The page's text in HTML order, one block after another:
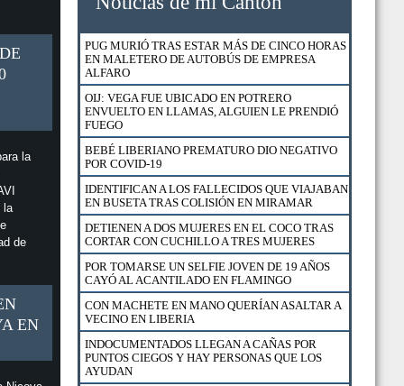
la
la
de
EN
ANIVERSARIO DE SU PROGRAMA DE
HOTEL RIU REABRIÓ SUS PUERTAS CON 17
NUEVOS PROTOCOLOS Y SEGURO MÉDICO
PARA HUÉSPEDES
ESTABAN EN CUARTERÍA Y FUERON
SORPRENDIDOS POR POLICÍA DE MIGRACIÓN
FUERZA PÚBLICA RESCATÓ A 23 GALLOS DE
NICOYA
DETIENEN A HOMBRE Y MUJER EN BARRIO
ESQUIPULAS EN SANTA CRUZ
EXTRANJEROS EN CONDICIÓN DE TURISTAS
PODRÁN UTILIZAR SU LICENCIA DE CONDUCIR
HASTA EL 18 DE AGOSTO
¿CÓMO APLICAR PARA UN FINANCIAMIENTO DE
VIVIENDA CON BONO EN EL BANCO NACIONAL?
DETIENEN A VENDEDOR DE DROGA AL
MENUDEO EN CURIME NICOYA
CAZADOR DETENIDO CON CARNE DE LA
ESPECIE VENADO COLA BLANCA EN SECTOR
MURCIÉLAGO DEL ACG
PUG MURIÓ TRAS ESTAR MÁS DE CINCO HORAS
EN MALETERO DE AUTOBÚS DE EMPRESA
ALFARO
OIJ: VEGA FUE UBICADO EN POTRERO
ENVUELTO EN LLAMAS, ALGUIEN LE PRENDIÓ
FUEGO
BEBÉ LIBERIANO PREMATURO DIO NEGATIVO
POR COVID-19
IDENTIFICAN A LOS FALLECIDOS QUE VIAJABAN
EN BUSETA TRAS COLISIÓN EN MIRAMAR
DETIENEN A DOS MUJERES EN EL COCO TRAS
CORTAR CON CUCHILLO A TRES MUJERES
POR TOMARSE UN SELFIE JOVEN DE 19 AÑOS
CAYÓ AL ACANTILADO EN FLAMINGO
CON MACHETE EN MANO QUERÍAN ASALTAR A
VECINO EN LIBERIA
INDOCUMENTADOS LLEGAN A CAÑAS POR
PUNTOS CIEGOS Y HAY PERSONAS QUE LOS
AYUDAN